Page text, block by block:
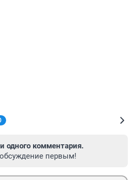
одного комментария.
первым!